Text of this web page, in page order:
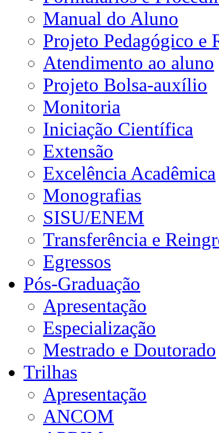
Manual do Aluno
Projeto Pedagógico e
Atendimento ao aluno
Projeto Bolsa-auxílio
Monitoria
Iniciação Científica
Extensão
Excelência Acadêmica
Monografias
SISU/ENEM
Transferência e
Egressos
Pós-Graduação
Apresentação
Especialização
Mestrado e Doutorado
Trilhas
Apresentação
ANCOM